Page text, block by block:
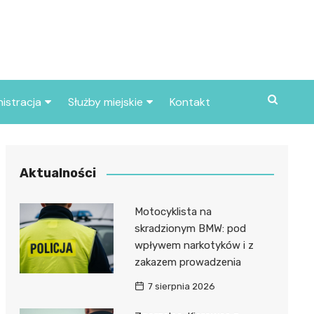
miasta
Służby miejskie
Policja
Kontakt
Aktualności
Motocyklista na
skradzionym BMW: pod
wpływem narkotyków i z
zakazem prowadzenia
7 sierpnia 2026